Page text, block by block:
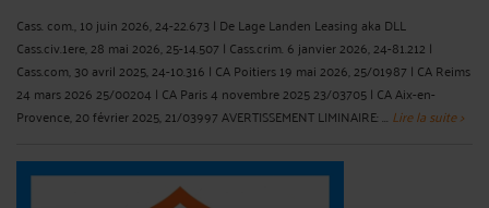
Cass. com., 10 juin 2026, 24-22.673 | De Lage Landen Leasing aka DLL
Cass.civ.1ere, 28 mai 2026, 25-14.507 | Cass.crim. 6 janvier 2026, 24-81.212 |
Cass.com, 30 avril 2025, 24-10.316 | CA Poitiers 19 mai 2026, 25/01987 | CA Reims
24 mars 2026 25/00204 | CA Paris 4 novembre 2025 23/03705 | CA Aix-en-
Provence, 20 février 2025, 21/03997 AVERTISSEMENT LIMINAIRE: ... Lire la suite >